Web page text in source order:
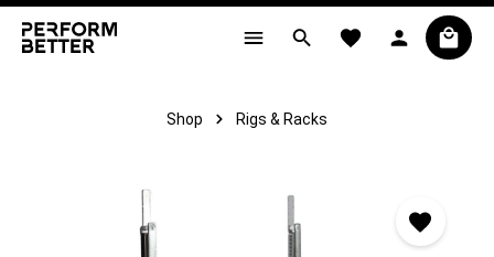
springen
Shop Rigs & Racks